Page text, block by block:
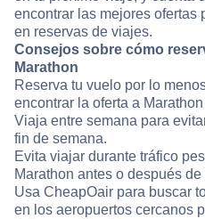
encontrar las mejores ofertas
en reservas de viajes.
Consejos sobre cómo
Marathon
Reserva tu vuelo por lo
encontrar la oferta a
Viaja entre semana para
fin de semana.
Evita viajar durante tráfico
Marathon antes o después
Usa CheapOair para buscar
en los aeropuertos cercanos